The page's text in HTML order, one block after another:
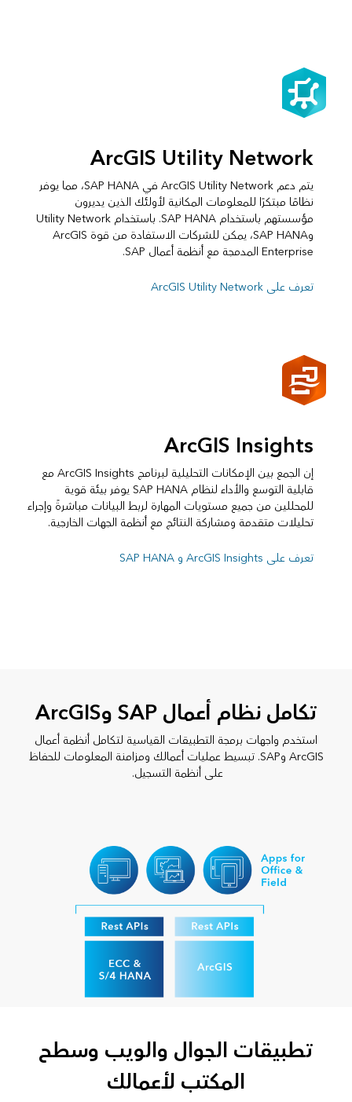
ArcGIS Utility Network
يتم دعم ArcGIS Utility Network في SAP HANA، مما يوفر
نظامًا مبتكرًا للمعلومات المكانية لأولئك الذين يديرون
مؤسستهم باستخدام SAP HANA. باستخدام Utility Network
وSAP HANA، يمكن للشركات الاستفادة من قوة ArcGIS
Enterprise المدمجة مع أنظمة أعمال SAP.
تعرف على ArcGIS Utility Network
ArcGIS Insights
إن الجمع بين الإمكانات التحليلية لبرنامج ArcGIS Insights مع
قابلية التوسع والأداء لنظام SAP HANA يوفر بيئة قوية
للمحللين من جميع مستويات المهارة لربط البيانات مباشرةً وإجراء
تحليلات متقدمة ومشاركة النتائج مع أنظمة الجهات الخارجية.
تعرف على ArcGIS Insights و SAP HANA
تكامل نظام أعمال SAP وArcGIS
استخدم واجهات برمجة التطبيقات القياسية لتكامل أنظمة أعمال
ArcGIS وSAP. تبسيط عمليات أعمالك ومزامنة المعلومات للحفاظ
على أنظمة التسجيل.
تطبيقات الجوال والويب وسطح
المكتب لأعمالك